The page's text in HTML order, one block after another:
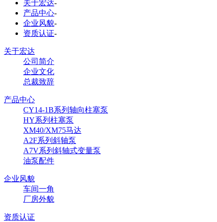
关于宏达-
产品中心-
企业风貌-
资质认证-
关于宏达
公司简介
企业文化
总裁致辞
产品中心
CY14-1B系列轴向柱塞泵
HY系列柱塞泵
XM40/XM75马达
A2F系列斜轴泵
A7V系列斜轴式变量泵
油泵配件
企业风貌
车间一角
厂房外貌
资质认证